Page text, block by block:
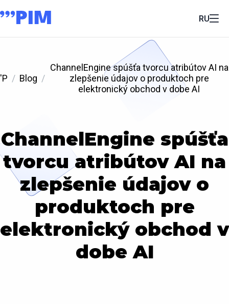
RU
'P Blog
ChannelEngine spúšťa tvorcu atribútov AI na
zlepšenie údajov o produktoch pre
elektronický obchod v dobe AI
ChannelEngine spúšťa
tvorcu atribútov AI na
zlepšenie údajov o
produktoch pre
elektronický obchod v
dobe AI